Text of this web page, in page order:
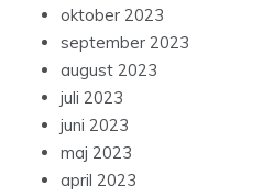
oktober 2023
september 2023
august 2023
juli 2023
juni 2023
maj 2023
april 2023